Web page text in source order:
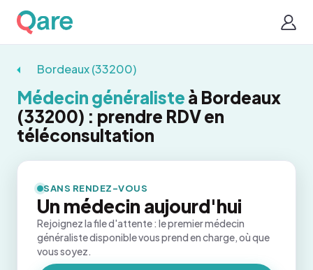
Bordeaux (33200)
Médecin généraliste à Bordeaux
(33200) : prendre RDV en
téléconsultation
SANS RENDEZ-VOUS
Un médecin aujourd'hui
Rejoignez la file d'attente : le premier médecin
généraliste disponible vous prend en charge, où que
vous soyez.